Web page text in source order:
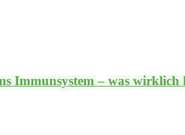
Immunsystem – was